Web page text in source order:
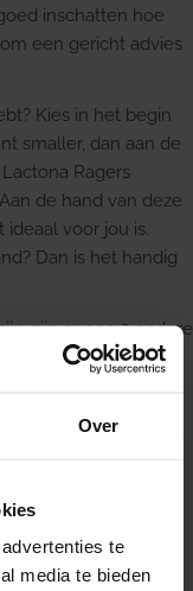
Over
te
media te bieden
inschatten hoe
een gericht advies
Kies in het begin
smaller, dan aan de
Ragers
de hand van deze
voor jou is.
Dan is het handig
zijn er nog 2 andere
zoek naar de